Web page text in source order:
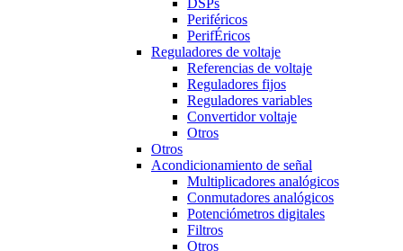
DSPs
Periféricos
PerifÉricos
Reguladores de voltaje
Referencias de voltaje
Reguladores fijos
Reguladores variables
Convertidor voltaje
Otros
Otros
Acondicionamiento de señal
Multiplicadores analógicos
Conmutadores analógicos
Potenciómetros digitales
Filtros
Otros